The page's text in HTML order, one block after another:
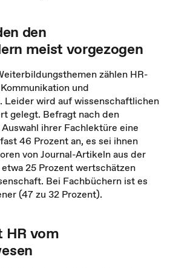
den
meist vorgezogen
zählen HR-
und
Leider wird auf wissenschaftlichen
gelegt. Befragt nach den
ihrer Fachlektüre eine
46 Prozent an, es sei ihnen
von Journal-Artikeln aus der
25 Prozent wertschätzen
Bei Fachbüchern ist es
(47 zu 32 Prozent).
HR vom